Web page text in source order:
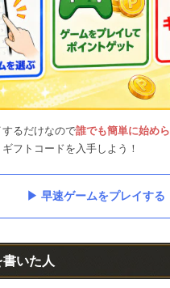
るだけなので誰でも簡単に始めら
フトコードを入手しよう！
早速ゲームをプレイする
書いた人